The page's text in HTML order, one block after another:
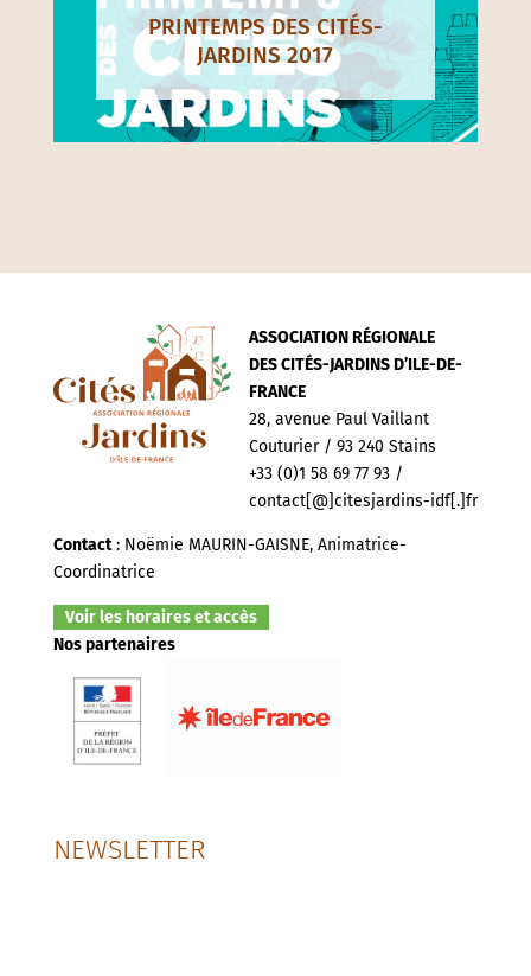
PRINTEMPS DES CITÉS-
JARDINS 2017
ASSOCIATION RÉGIONALE
DES CITÉS-JARDINS D’ILE-DE-
FRANCE
28, avenue Paul Vaillant
Couturier / 93 240 Stains
+33 (0)1 58 69 77 93 /
contact[@]citesjardins-idf[.]fr
Contact: Noëmie MAURIN-GAISNE, Animatrice-
Coordinatrice
Voir les horaires et accès
Nos partenaires
NEWSLETTER